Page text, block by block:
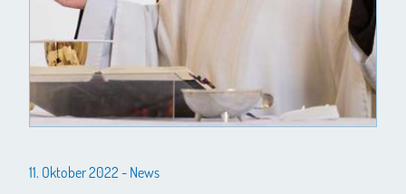
11. Oktober 2022 - News